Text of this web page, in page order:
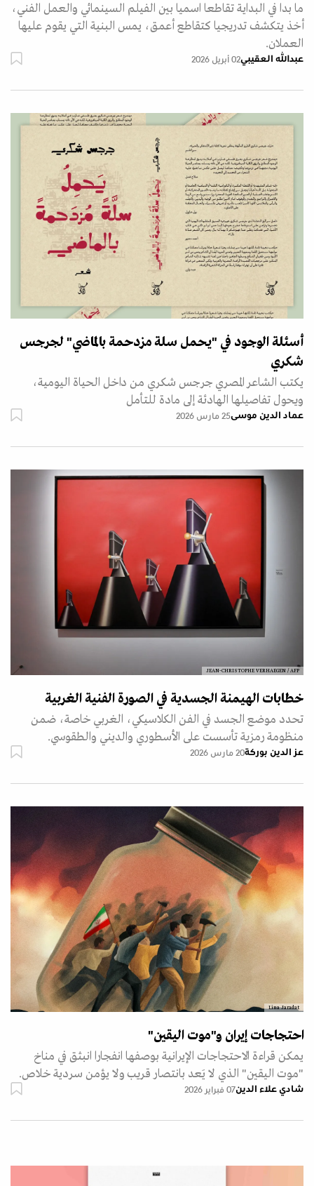
ما بدا في البداية تقاطعا اسميا بين الفيلم السينمائي والعمل الفني،
أخذ يتكشف تدريجيا كتقاطع أعمق، يمس البنية التي يقوم عليها
العملان.
عبدالله العقيبي02 أبريل 2026
أسئلة الوجود في "يحمل سلة مزدحمة بالماضي" لجرجس
شكري
يكتب الشاعر المصري جرجس شكري من داخل الحياة اليومية،
ويحول تفاصيلها الهادئة إلى مادة للتأمل
عماد الدين موسى25 مارس 2026
JEAN-CHRISTOPHE VERHAEGEN / AFP
خطابات الهيمنة الجسدية في الصورة الفنية الغربية
تحدد موضع الجسد في الفن الكلاسيكي، الغربي خاصة، ضمن
منظومة رمزية تأسست على الأسطوري والديني والطقوسي.
عز الدين بوركة20 مارس 2026
Lina Jaradat
احتجاجات إيران و"موت اليقين"
يمكن قراءة الاحتجاجات الإيرانية بوصفها انفجارا انبثق في مناخ
"موت اليقين" الذي لا يَعد بانتصار قريب ولا يؤمن سردية خلاص.
شادي علاء الدين07 فبراير 2026